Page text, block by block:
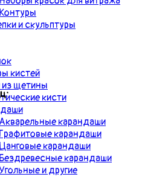
Контуры
и скульптуры
кистей
из щетины
кисти
карандаши
Графитовые карандаши
карандаши
Бездревесные карандаши
и другие